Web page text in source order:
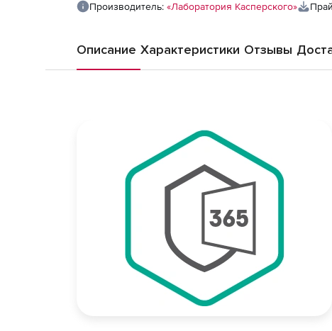
Производитель: «Лаборатория Касперского»
Описание Характеристики Отзывы